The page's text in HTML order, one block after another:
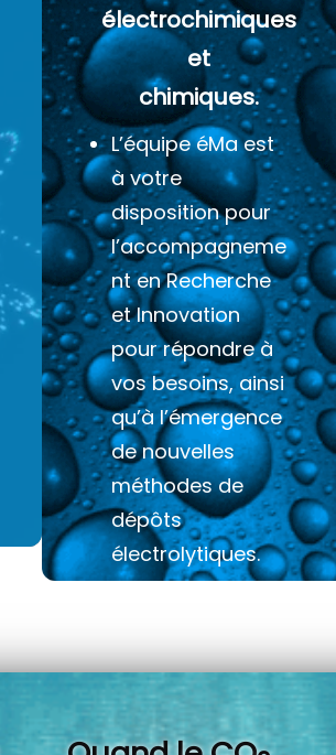
électrochimiques
et
chimiques.
L’équipe éMa est
à votre
disposition pour
l’accompagneme
nt en Recherche
et Innovation
pour répondre à
vos besoins, ainsi
qu’à l’émergence
de nouvelles
méthodes de
dépôts
électrolytiques.